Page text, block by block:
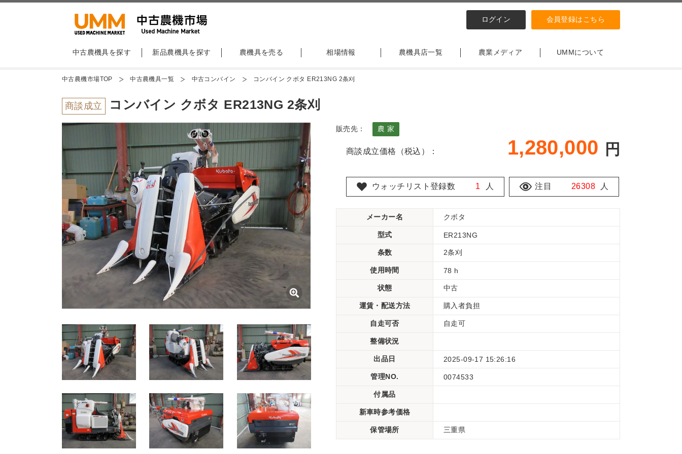
ログイン 会員登録はこちら
中古農機具を探す 新品農機具を探す 農機具を売る 相場情報 農機具店一覧 農業メディア UMMについて
中古農機市場TOP 中古農機具一覧 中古コンバイン コンバイン クボタ ER213NG 2条刈
商談成立 コンバイン クボタ ER213NG 2条刈
販売先： 農 家
商談成立価格（税込）： 1,280,000 円
ウォッチリスト登録数 1 人 注目 26308 人
メーカー名 クボタ
型式 ER213NG
条数 2条刈
使用時間 78 h
状態 中古
運賃・配送方法 購入者負担
自走可否 自走可
整備状況
出品日 2025-09-17 15:26:16
管理NO. 0074533
付属品
新車時参考価格
保管場所 三重県